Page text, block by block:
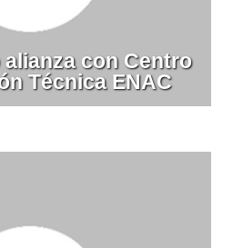
con Centro
Técnica ENAC